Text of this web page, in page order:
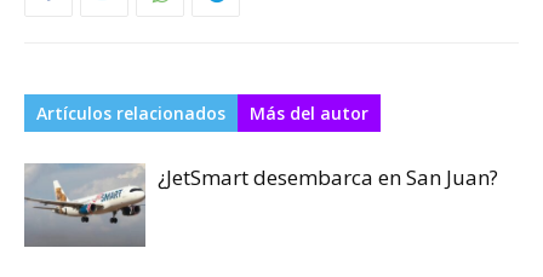
Artículos relacionados Más del autor
¿JetSmart desembarca en San Juan?